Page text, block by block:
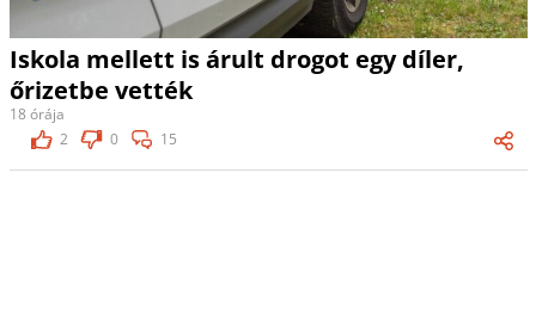
Iskola mellett is árult drogot egy díler,
őrizetbe vették
18 órája
2
0 15